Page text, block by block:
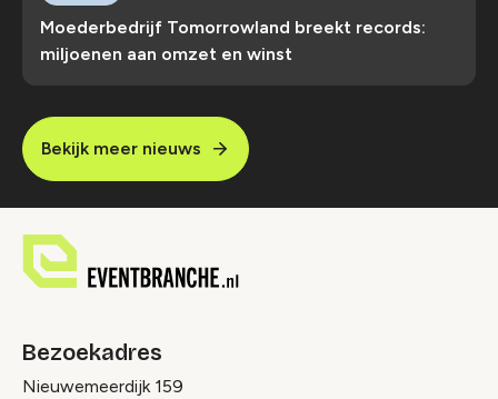
Moederbedrijf Tomorrowland breekt records:
miljoenen aan omzet en winst
Bekijk meer nieuws
Bezoekadres
Nieuwemeerdijk 159